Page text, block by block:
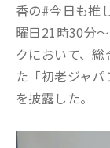
香の#今日も推
曜日21時30分
クにおいて、
た「初老ジャ
を披露した。